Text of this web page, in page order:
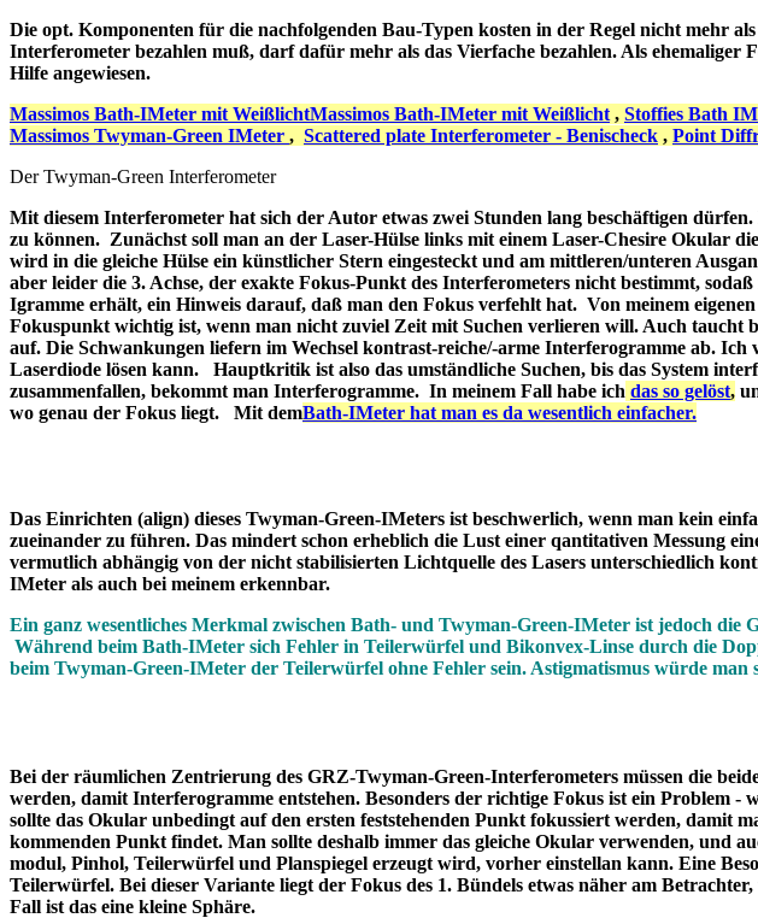
Die opt. Komponenten für die nachfolgenden Bau-Typen kosten in der Regel nicht mehr
Interferometer bezahlen muß, darf dafür mehr als das Vierfache bezahlen. Als ehemaliger
Hilfe angewiesen.
Massimos Bath-IMeter mit WeißlichtMassimos Bath-IMeter mit Weißlicht , Stoffies Bath
Massimos Twyman-Green IMeter , Scattered plate Interferometer - Benischeck , Point
Der Twyman-Green Interferometer
Mit diesem Interferometer hat sich der Autor etwas zwei Stunden lang beschäftigen
zu können. Zunächst soll man an der Laser-Hülse links mit einem Laser-Chesire Okular
wird in die gleiche Hülse ein künstlicher Stern eingesteckt und am mittleren/unteren
aber leider die 3. Achse, der exakte Fokus-Punkt des Interferometers nicht bestimmt,
Igramme erhält, ein Hinweis darauf, daß man den Fokus verfehlt hat. Von meinem
Fokuspunkt wichtig ist, wenn man nicht zuviel Zeit mit Suchen verlieren will. Auch taucht
auf. Die Schwankungen liefern im Wechsel kontrast-reiche/-arme Interferogramme ab.
Laserdiode lösen kann. Hauptkritik ist also das umständliche Suchen, bis das System
zusammenfallen, bekommt man Interferogramme. In meinem Fall habe ich das so gelöst,
wo genau der Fokus liegt.
Mit demBath-IMeter hat man es da wesentlich einfacher.
Das Einrichten (align) dieses Twyman-Green-IMeters ist beschwerlich, wenn man kein
zueinander zu führen. Das mindert schon erheblich die Lust einer qantitativen Messung
vermutlich abhängig von der nicht stabilisierten Lichtquelle des Lasers unterschiedlich
IMeter als auch bei meinem erkennbar.
Ein ganz wesentliches Merkmal zwischen Bath- und Twyman-Green-IMeter ist jedoch die
Während beim Bath-IMeter sich Fehler in Teilerwürfel und Bikonvex-Linse durch die
beim Twyman-Green-IMeter der Teilerwürfel ohne Fehler sein. Astigmatismus würde
Bei der räumlichen Zentrierung des GRZ-Twyman-Green-Interferometers müssen die
werden, damit Interferogramme entstehen. Besonders der richtige Fokus ist ein Problem -
sollte das Okular unbedingt auf den ersten feststehenden Punkt fokussiert werden, damit
kommenden Punkt findet. Man sollte deshalb immer das gleiche Okular verwenden, und
modul, Pinhol, Teilerwürfel und Planspiegel erzeugt wird, vorher einstellan kann. Eine
Teilerwürfel. Bei dieser Variante liegt der Fokus des 1. Bündels etwas näher am
Fall ist das eine kleine Sphäre.